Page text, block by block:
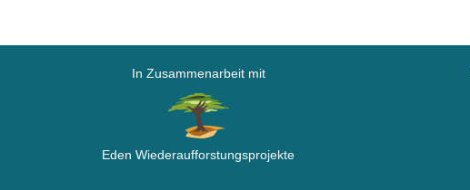
In Zusammenarbeit mit
Eden Wiederaufforstungsprojekte